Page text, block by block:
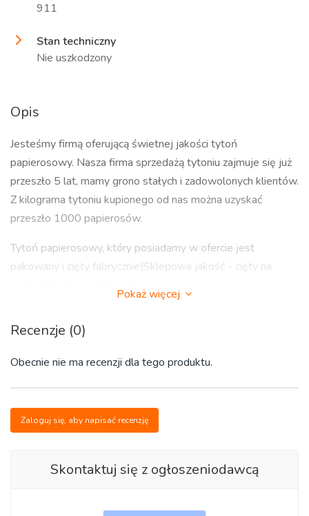
911
Stan techniczny
Nie uszkodzony
Opis
Jesteśmy firmą oferującą świetnej jakości tytoń
papierosowy. Nasza firma sprzedażą tytoniu zajmuje się już
przeszło 5 lat, mamy grono stałych i zadowolonych klientów.
Z kilograma tytoniu kupionego od nas można uzyskać
przeszło 1000 papierosów.
Tytoń papierosowy, który posiadamy w ofercie jest
pakowany i cięty fabrycznie(Sklepowa jakość - cięty na
tubek papierosowych (gilz).
Wilgotność 5-7% zapewnia idealną giętkość włókien, brak
grzybni pleśniowej (gdy tytoń jest zbyt wilgotny) oraz
niewykruszanie się pyłu tytoniowego (gdy tytoń jest zbyt
Tytoń podczas palenia charakteryzuje się bogatym i pełnym
Pokaż więcej
Recenzje (0)
Obecnie nie ma recenzji dla tego produktu.
Zaloguj się, aby napisać recenzję
Skontaktuj się z ogłoszeniodawcą